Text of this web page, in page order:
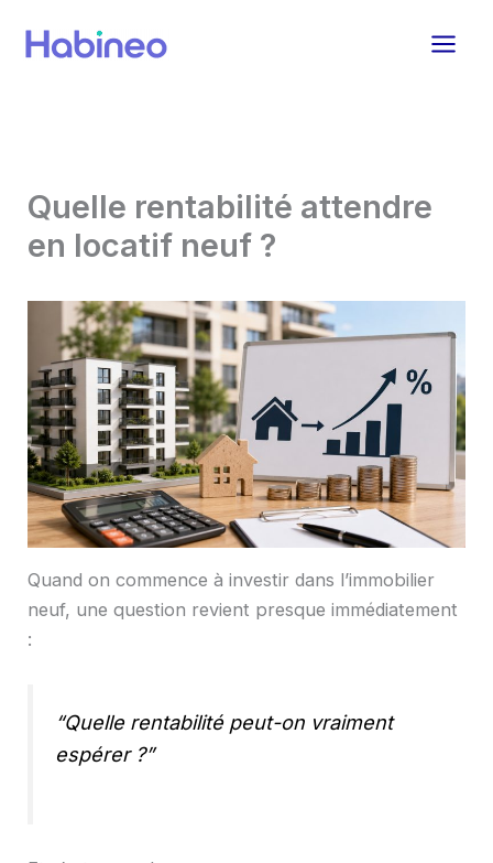
Quelle rentabilité attendre
en locatif neuf ?
Quand on commence à investir dans l’immobilier
neuf, une question revient presque immédiatement
:
“Quelle rentabilité peut-on vraiment
espérer ?”